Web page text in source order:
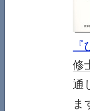
修
通
ま